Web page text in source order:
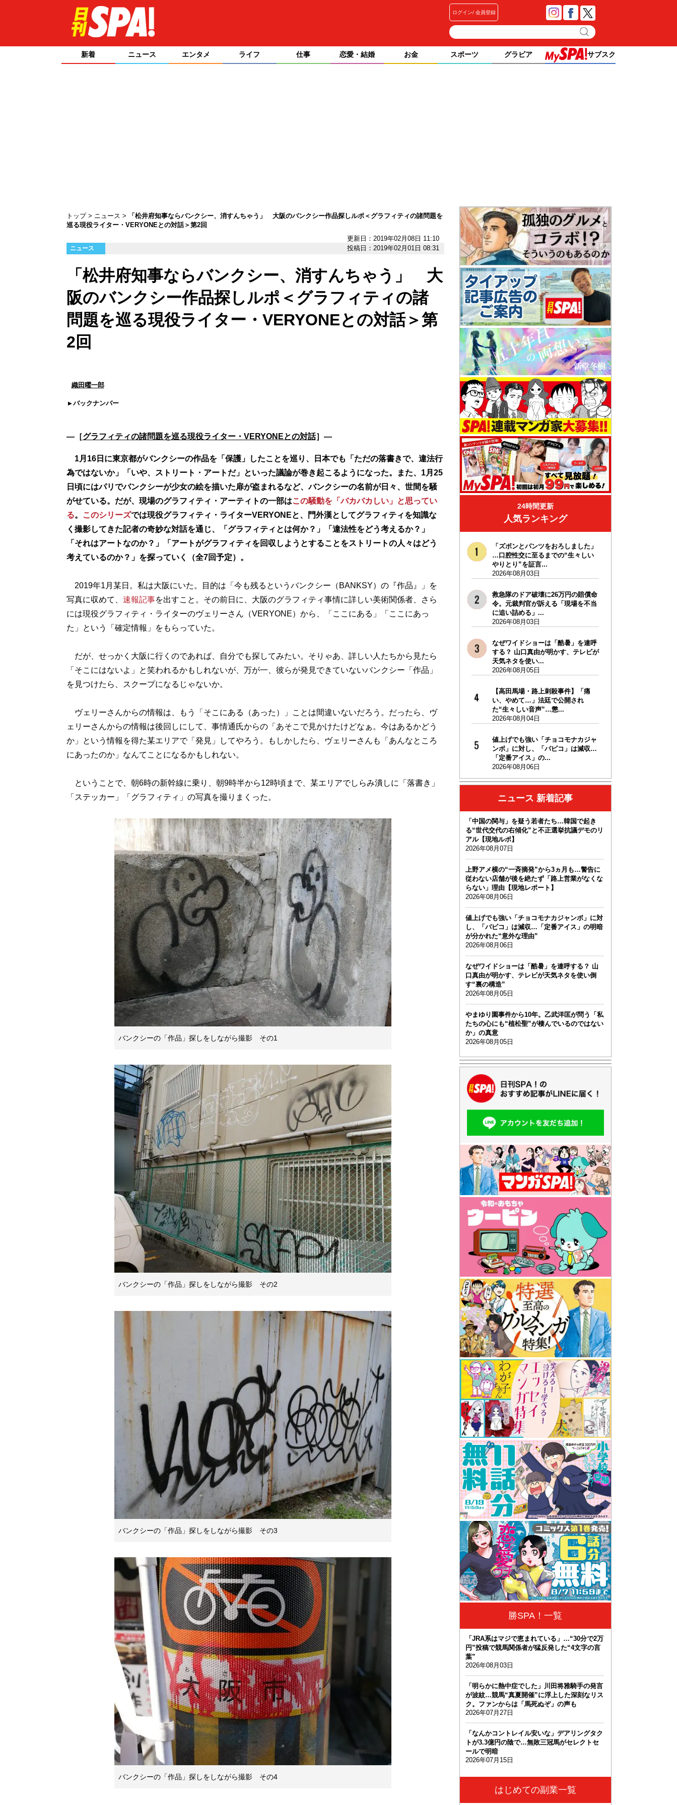
ログイン 会員登録
新着 ニュース エンタメ ライフ 仕事 恋愛・結婚 お金 スポーツ グラビア サブスク
トップ ニュース
「松井府知事ならバンクシー、消すんちゃう」 大阪のバンクシー作品探しルポ＜グラフィティの諸問題を
巡る現役ライター・VERYONEとの対話＞第2回
更新日：2019年02月08日 11:10
ニュース 投稿日：2019年02月01日 08:31
「松井府知事ならバンクシー、消すんちゃう」 大
阪のバンクシー作品探しルポ＜グラフィティの諸
問題を巡る現役ライター・VERYONEとの対話＞第
2回
織田曜一郎
バックナンバー
―［グラフィティの諸問題を巡る現役ライター・VERYONEとの対話］―
1月16日に東京都がバンクシーの作品を「保護」したことを巡り、日本でも「ただの落書きで、違法行
為ではないか」「いや、ストリート・アートだ」といった議論が巻き起こるようになった。また、1月25
日頃にはパリでバンクシーが少女の絵を描いた扉が盗まれるなど、バンクシーの名前が日々、世間を騒
がせている。だが、現場のグラフィティ・アーティトの一部はこの騒動を「バカバカしい」と思ってい
る。 このシリーズでは現役グラフィティ・ライターVERYONEと、門外漢としてグラフィティを知識な
く撮影してきた記者の奇妙な対話を通じ、「グラフィティとは何か？」「違法性をどう考えるか？」
「それはアートなのか？」「アートがグラフィティを回収しようとすることをストリートの人々はどう
考えているのか？」を探っていく（全7回予定）。
2019年1月某日。私は大阪にいた。目的は「今も残るというバンクシー（BANKSY）の『作品』」を
写真に収めて、 速報記事を出すこと。その前日に、大阪のグラフィティ事情に詳しい美術関係者、さら
には現役グラフィティ・ライターのヴェリーさん（VERYONE）から、「ここにある」「ここにあっ
た」という「確定情報」をもらっていた。
だが、せっかく大阪に行くのであれば、自分でも探してみたい。そりゃあ、詳しい人たちから見たら
「そこにはないよ」と笑われるかもしれないが、万が一、彼らが発見できていないバンクシー「作品」
を見つけたら、スクープになるじゃないか。
ヴェリーさんからの情報は、もう「そこにある（あった）」ことは間違いないだろう。だったら、ヴ
ェリーさんからの情報は後回しにして、事情通氏からの「あそこで見かけたけどなぁ。今はあるかどう
か」という情報を得た某エリアで「発見」してやろう。もしかしたら、ヴェリーさんも「あんなところ
にあったのか」なんてことになるかもしれない。
ということで、朝6時の新幹線に乗り、朝9時半から12時頃まで、某エリアでしらみ潰しに「落書き」
「ステッカー」「グラフィティ」の写真を撮りまくった。
バンクシーの「作品」探しをしながら撮影 その1
バンクシーの「作品」探しをしながら撮影 その2
バンクシーの「作品」探しをしながら撮影 その3
バンクシーの「作品」探しをしながら撮影 その4
24時間更新
人気ランキング
「ズボンとパンツをおろしました」
…口腔性交に至るまでの“生々しい
やりとり”を証言...
2026年08月03日
救急隊のドア破壊に26万円の賠償命
令。元裁判官が訴える「現場を不当
に追い詰める」...
2026年08月03日
なぜワイドショーは「酷暑」を連呼
する？ 山口真由が明かす、テレビが
天気ネタを使い...
2026年08月05日
【高田馬場・路上刺殺事件】「痛
い、やめて…」法廷で公開され
た“生々しい音声”…懲...
2026年08月04日
値上げでも強い「チョコモナカジャ
ンボ」に対し、「パピコ」は減収…
「定番アイス」の...
2026年08月06日
ニュース 新着記事
「中国の関与」を疑う若者たち…韓国で起き
る“世代交代の右傾化”と不正選挙抗議デモのリ
アル【現地ルポ】
2026年08月07日
上野アメ横の“一斉摘発”から3ヵ月も…警告に
従わない店舗が後を絶たず「路上営業がなくな
らない」理由【現地レポート】
2026年08月06日
値上げでも強い「チョコモナカジャンボ」に対
し、「パピコ」は減収…「定番アイス」の明暗
が分かれた“意外な理由”
2026年08月06日
なぜワイドショーは「酷暑」を連呼する？ 山
口真由が明かす、テレビが天気ネタを使い倒
す“裏の構造”
2026年08月05日
やまゆり園事件から10年。乙武洋匡が問う「私
たちの心にも“植松聖”が棲んでいるのではない
か」の真意
2026年08月05日
勝SPA！一覧
「JRA系はマジで恵まれている」…“30分で2万
円”投稿で競馬関係者が猛反発した“4文字の言
葉”
2026年08月03日
「明らかに熱中症でした」川田将雅騎手の発言
が波紋…競馬“真夏開催”に浮上した深刻なリス
ク。ファンからは「馬死ぬぞ」の声も
2026年07月27日
「なんかコントレイル安いな」デアリングタク
トが3.3億円の陰で…無敗三冠馬がセレクトセ
ールで明暗
2026年07月15日
はじめての副業一覧